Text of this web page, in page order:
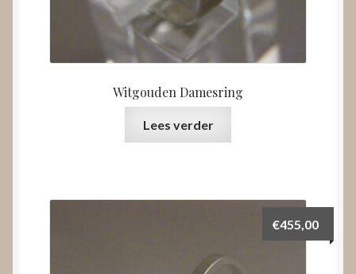
Witgouden Damesring
Lees verder
€455,00